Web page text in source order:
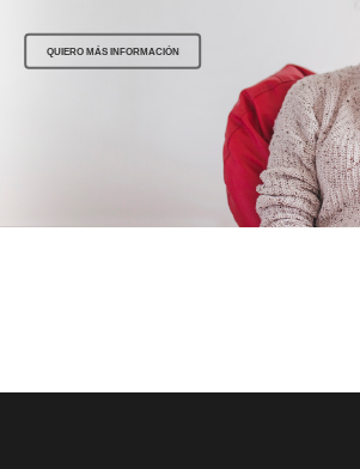
QUIERO MÁS INFORMACIÓN